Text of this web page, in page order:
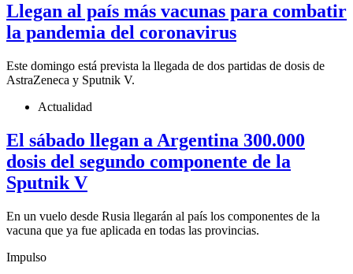
Llegan al país más vacunas para combatir
la pandemia del coronavirus
Este domingo está prevista la llegada de dos partidas de dosis de
AstraZeneca y Sputnik V.
Actualidad
El sábado llegan a Argentina 300.000
dosis del segundo componente de la
Sputnik V
En un vuelo desde Rusia llegarán al país los componentes de la
vacuna que ya fue aplicada en todas las provincias.
Impulso